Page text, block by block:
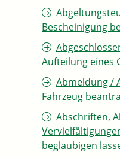
Bescheinigung
Aufteilung eines
Abmeldung /
Fahrzeug
Abschriften,
beglaubigen